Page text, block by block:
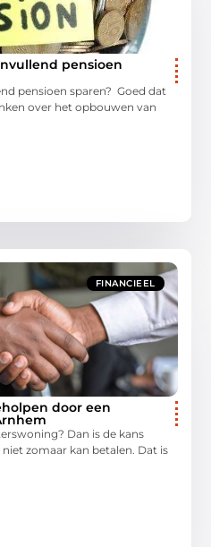
pensioen
pensioen sparen? Goed dat
over het opbouwen van
FINANCIEEL
door een
Dan is de kans
zomaar kan betalen. Dat is